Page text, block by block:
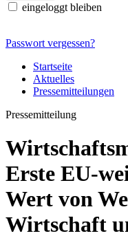
eingeloggt bleiben
Passwort vergessen?
Startseite
Aktuelles
Pressemitteilungen
Pressemitteilung
Erste EU-
Wert von
Wirtschaft